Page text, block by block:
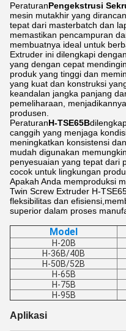
PeraturanPengekstrusi
mesin mutakhir yang
tepat dari masterbatch dan
memastikan pencampuran
membuatnya ideal untuk
Extruder ini dilengkapi dengan
yang dengan cepat
produk yang tinggi dan
yang kuat dan konstruksi
keandalan jangka panjang
pemeliharaan,
produsen.
PeraturanH-TSE65B
canggih yang menjaga
meningkatkan konsistensi
mudah digunakan
penyesuaian yang tepat dari
cocok untuk lingkungan
Apakah Anda memproduksi
Twin Screw Extruder H-
fleksibilitas dan
superior dalam proses
Model
H-20B
H-36B/40B
H-50B/52B
H-65B
H-75B
H-95B
Aplikasi